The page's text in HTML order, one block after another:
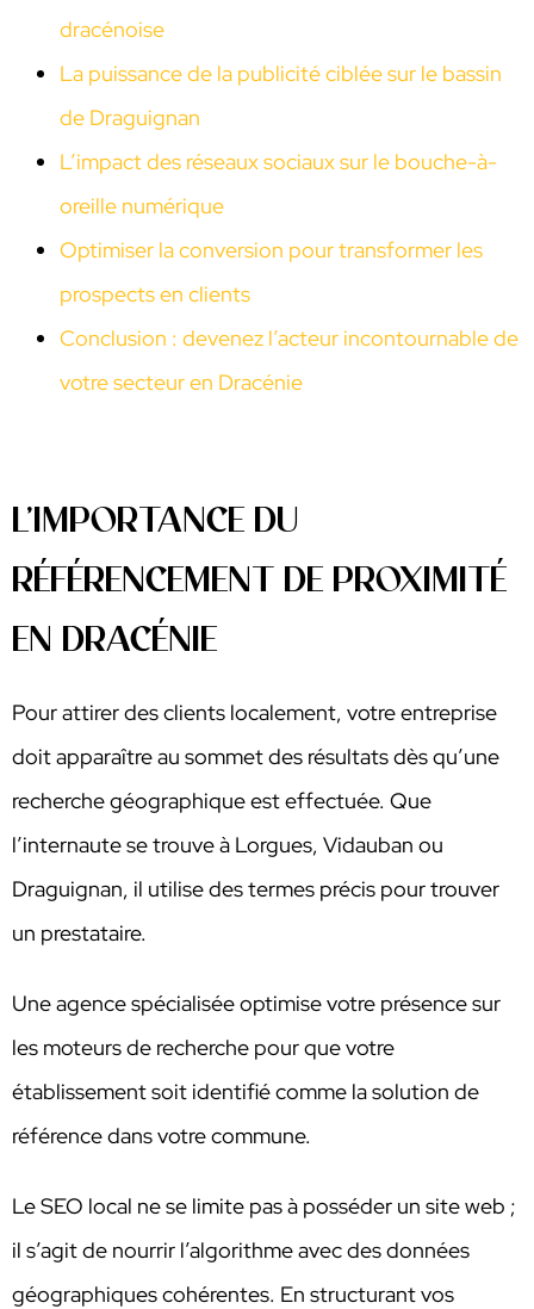
dracénoise
La puissance de la publicité ciblée sur le bassin
de Draguignan
L’impact des réseaux sociaux sur le bouche-à-
oreille numérique
Optimiser la conversion pour transformer les
prospects en clients
Conclusion : devenez l’acteur incontournable de
votre secteur en Dracénie
L’IMPORTANCE DU
RÉFÉRENCEMENT DE PROXIMITÉ
EN DRACÉNIE
Pour attirer des clients localement, votre entreprise
doit apparaître au sommet des résultats dès qu’une
recherche géographique est effectuée. Que
l’internaute se trouve à Lorgues, Vidauban ou
Draguignan, il utilise des termes précis pour trouver
un prestataire.
Une agence spécialisée optimise votre présence sur
les moteurs de recherche pour que votre
établissement soit identifié comme la solution de
référence dans votre commune.
Le SEO local ne se limite pas à posséder un site web ;
il s’agit de nourrir l’algorithme avec des données
géographiques cohérentes. En structurant vos